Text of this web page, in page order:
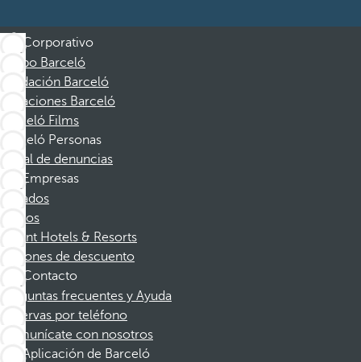
Corporativo
Grupo Barceló
Fundación Barceló
Vacaciones Barceló
Barceló Films
Barceló Personas
Canal de denuncias
Empresas
Afiliados
Socios
Dorint Hotels & Resorts
Cupones de descuento
Contacto
Preguntas frecuentes y Ayuda
Reservas por teléfono
Comunícate con nosotros
Aplicación de Barceló